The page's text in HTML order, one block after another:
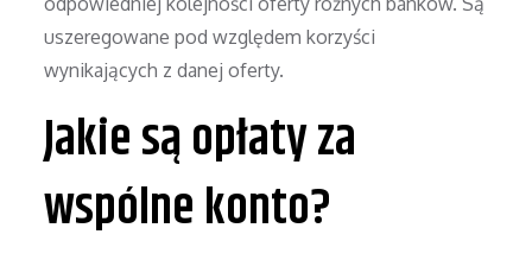
uszeregowane pod względem korzyści
wynikających z danej oferty.
Jakie są opłaty za
wspólne konto?